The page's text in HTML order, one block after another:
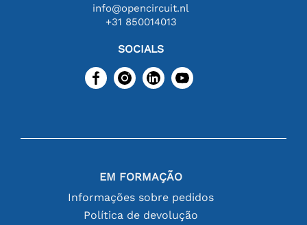
info@opencircuit.nl
+31 850014013
SOCIALS
EM FORMAÇÃO
Informações sobre pedidos
Política de devolução